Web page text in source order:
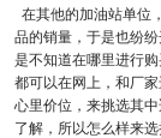
在其他的加油站单位
品的销量，于是也纷
是不知道在哪里进行
都可以在网上，和厂
心里价位，来挑选其
了解，所以怎么样来选